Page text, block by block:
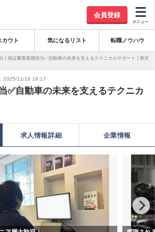
会員登録
カウト 気になるリスト 転職ノウハウ
| 保証審査業務担当✅自動車の未来を支えるテクニカルサポート | 東京
2025/11/18 18:17
✅自動車の未来を支えるテクニカ
求人情報詳細 企業情報